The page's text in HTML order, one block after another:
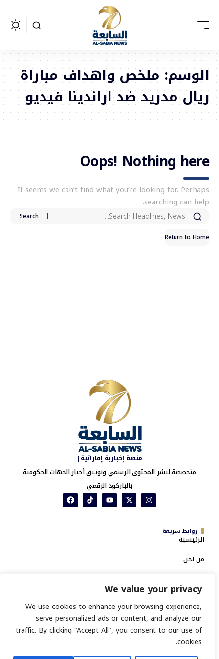
We value your privacy
We use cookies to enhance your browsing experience,
serve personalized ads or content, and analyze our
traffic. By clicking "Accept All", you consent to our use of
cookies.
الوسم: ملخص واهداف مباراة
ريال مدريد ضد اراندينا فيديو
Oops! Nothing here
It seems we can’t find what you’re looking for. Perhaps
searching can help.
Return to Home
منصة إخبارية إماراتية|
متخصصة لنشر المحتوى الرسمي وتوثيق أخبار الجهات الحكومية
بالباركود الرقمي
روابط سريعة
الرئيسية
من نحن
المؤسسية ومؤشر تغطيات PR
سياسة الخصوصية
الشروط والأحكام
تسجيل جهة حكومية جديدة
انشر خبرك